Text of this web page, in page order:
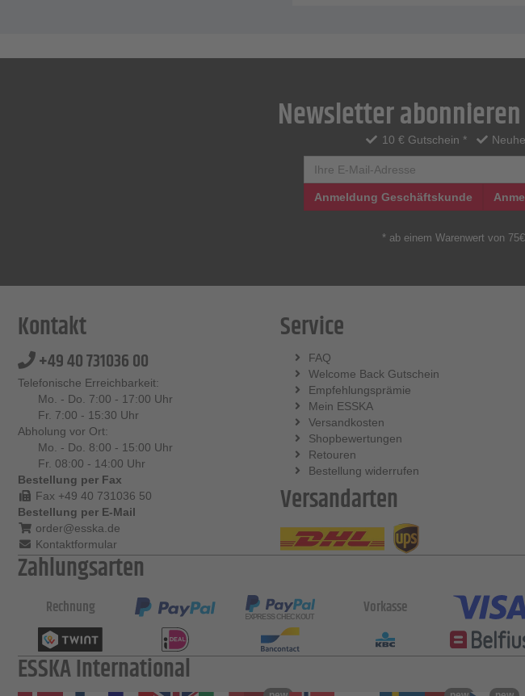
Newsletter
10 € Gutschein *
Anmeldung Geschäftskunde
* ab einem Warenwert von
Kontakt
+49 40 731036 00
Telefonische Erreichbarkeit:
Mo. - Do. 7:00 - 17:00 Uhr
Fr. 7:00 - 15:30 Uhr
Abholung vor Ort:
Mo. - Do. 8:00 - 15:00 Uhr
Fr. 08:00 - 14:00 Uhr
Bestellung per Fax
Fax +49 40 731036 50
Bestellung per E-Mail
order@esska.de
Kontaktformular
Service
FAQ
Welcome Back Gutschein
Empfehlungsprämie
Mein ESSKA
Versandkosten
Shopbewertungen
Retouren
Bestellung widerrufen
Versandarten
Zahlungsarten
Rechnung Vorkasse
ESSKA International